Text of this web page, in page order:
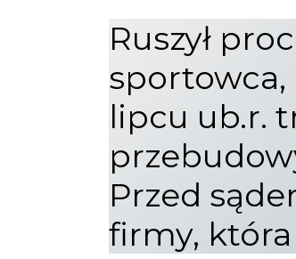
Ruszył
lipcu ub.r.
Przed
firmy, która